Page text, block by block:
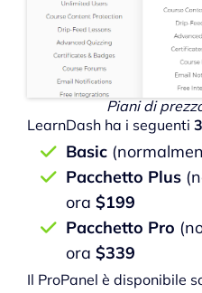
Piani di
LearnDash ha i seguenti
Basic
Pacchetto Plus
ora $199
Pacchetto Pro
ora $339
Il ProPanel è disponibile